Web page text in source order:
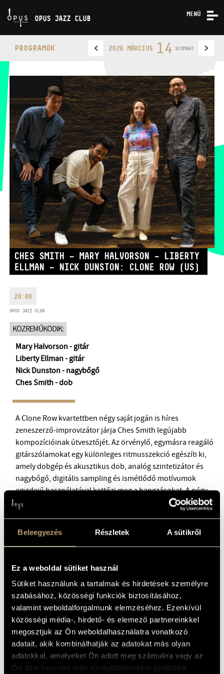
Beleegyezés Részletek A sütikről
Ez a weboldal sütiket használ
Sütiket használunk a tartalmak és hirdetések személyre
szabásához, közösségi funkciók biztosításához,
valamint weboldalforgalmunk elemzéséhez. Ezenkívül
közösségi média-, hirdető- és elemező partnereinkkel
megosztjuk az Ön weboldalhasználatra vonatkozó
adatait, akik kombinálhatják az adatokat más olyan
adatokkal, amelyeket Ön adott meg számukra vagy az
Ön által használt más szolgáltatásokból gyűjtöttek.
OPUS JAZZ CLUB
MENÜ
KAPCSOLAT
OPUS JAZZ CLUB
TELEFON
FAX
EMAIL
info@opusjazzclub.hu
TELEFON
JEGYPÉNZTÁR
NYITVA TARTÁSA
HÉTFŐ:09:00-18:00
KEDD:09:00-20:00
SZERDA-PÉNTEK:09:00-22:00
SZOMBAT:10:00-22:00
BMC HÁZ
OPUS JAZZ CLUB
BMC RECORDS
ZENEI INFORMÁCIÓS KÖZPONT ÉS KÖNYVTÁR
BMC NEMZETKÖZI CIMBALOMVERSENY 2019
PROGRAMOK 2026 MÁRCIUS 14 SZOMBAT
CHES SMITH – MARY HALVORSON – LIBERTY
ELLMAN – NICK DUNSTON: CLONE ROW (US)
20:00
OPUS JAZZ CLUB
KÖZREMŰKÖDIK:
Mary Halvorson - gitár
Liberty Ellman - gitár
Nick Dunston - nagybőgő
Ches Smith - dob
A Clone Row kvartettben négy saját jogán is híres
zeneszerző-improvizátor járja Ches Smith legújabb
kompozícióinak útvesztőjét. Az örvénylő, egymásra reagáló
gitárszólamokat egy különleges ritmusszekció egészíti ki,
amely dobgép és akusztikus dob, analóg szintetizátor és
nagybőgő, digitális sampling és ismétlődő motívumok
egyidejű használatával kettőzi meg a hangzásokat. A négy
zenész habozás nélkül ugrik fejest a komponálás és az
improvizáció végtelenített visszacsatolási láncába, a néha
koherens, máskor kaotikus tánc kémiáját pedig az egymás
iránti kölcsönös megbecsülés és a barátság biztosítja.